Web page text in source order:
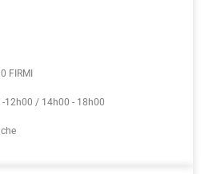
FIRMI
12h00 / 14h00 - 18h00